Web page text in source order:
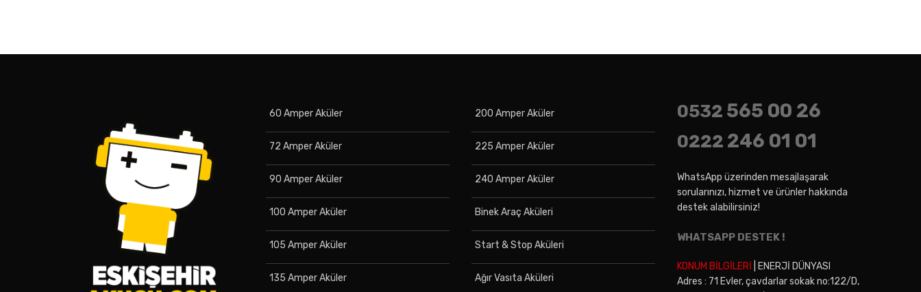
60 Amper Aküler
72 Amper Aküler
90 Amper Aküler
100 Amper Aküler
105 Amper Aküler
135 Amper Aküler
200 Amper Aküler
225 Amper Aküler
240 Amper Aküler
Binek Araç Aküleri
Start & Stop Aküleri
Ağır Vasıta Aküleri
0532 565 00 26
0222 246 01 01
WhatsApp üzerinden mesajlaşarak
sorularınızı, hizmet ve ürünler hakkında
destek alabilirsiniz!
WHATSAPP DESTEK !
KONUM BİLGİLERİ | ENERJİ DÜNYASI
Adres : 71 Evler, çavdarlar sokak no:122/D,